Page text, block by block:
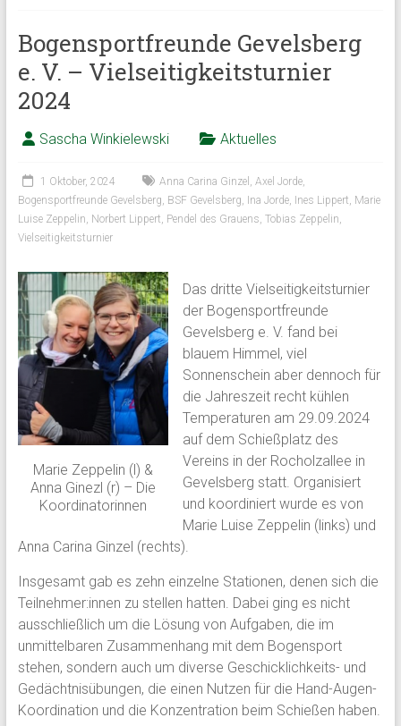
Bogensportfreunde Gevelsberg
e. V. – Vielseitigkeitsturnier
2024
Sascha Winkielewski Aktuelles
1 Oktober, 2024 Anna Carina Ginzel , Axel Jorde,
Bogensportfreunde Gevelsberg, BSF Gevelsberg, Ina Jorde, Ines Lippert, Marie
Luise Zeppelin, Norbert Lippert, Pendel des Grauens, Tobias Zeppelin,
Vielseitigkeitsturnier
Marie Zeppelin (l) &
Anna Ginezl (r) – Die
Koordinatorinnen
Das dritte Vielseitigkeitsturnier
der Bogensportfreunde
Gevelsberg e. V. fand bei
blauem Himmel, viel
Sonnenschein aber dennoch für
die Jahreszeit recht kühlen
Temperaturen am 29.09.2024
auf dem Schießplatz des
Vereins in der Rocholzallee in
Gevelsberg statt. Organisiert
und koordiniert wurde es von
Marie Luise Zeppelin (links) und
Anna Carina Ginzel (rechts).
Insgesamt gab es zehn einzelne Stationen, denen sich die
Teilnehmer:innen zu stellen hatten. Dabei ging es nicht
ausschließlich um die Lösung von Aufgaben, die im
unmittelbaren Zusammenhang mit dem Bogensport
stehen, sondern auch um diverse Geschicklichkeits- und
Gedächtnisübungen, die einen Nutzen für die Hand-Augen-
Koordination und die Konzentration beim Schießen haben.